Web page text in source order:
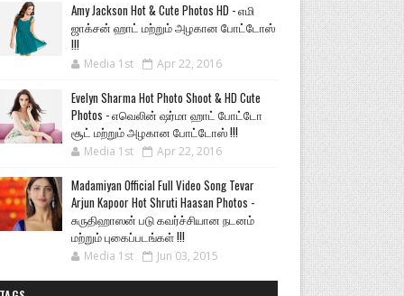
Amy Jackson Hot & Cute Photos HD - எமி
ஜாக்சன் ஹாட் மற்றும் அழகான போட்டோஸ்
!!!
Media 1st Apr 22, 2016
Evelyn Sharma Hot Photo Shoot & HD Cute
Photos - எவெலின் ஷர்மா ஹாட் போட்டோ
சூட் மற்றும் அழகான போட்டோஸ் !!!
Media 1st Apr 22, 2016
Madamiyan Official Full Video Song Tevar
Arjun Kapoor Hot Shruti Haasan Photos -
சுருதிஹாஸன் படு கவர்ச்சியான நடனம்
மற்றும் புகைப்படங்கள் !!!
Media 1st Jun 03, 2015